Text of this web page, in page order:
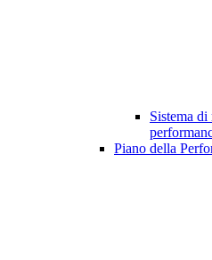
Sistema
Piano della